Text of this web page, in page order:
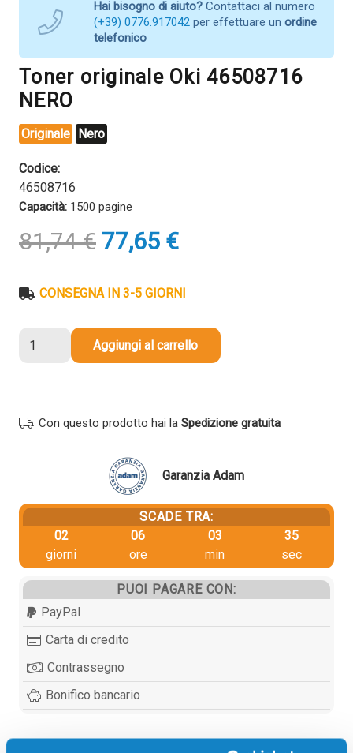
Hai bisogno di aiuto? Contattaci al numero
(+39) 0776.917042 per effettuare un ordine
telefonico
Toner originale Oki 46508716
NERO
Originale Nero
Codice:
46508716
Capacità: 1500 pagine
81,74€ Il
prezzo
era:
77,65 €Il
prezzo
è:
CONSEGNA IN 3-5 GIORNI
quantità
Aggiungi al carrello
Con questo prodotto hai la Spedizione gratuita
Garanzia Adam
SCADE TRA:
02
giorni
06
ore
03
min
35
sec
PUOI PAGARE CON:
PayPal
Carta di credito
Contrassegno
Bonifico bancario